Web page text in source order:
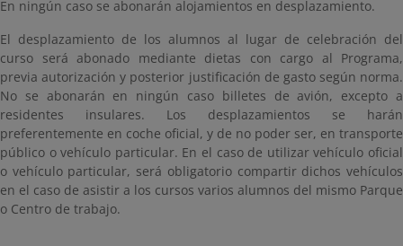
En ningún caso se abonarán alojamientos en desplazamiento.
El desplazamiento de los alumnos al lugar de celebración del
curso será abonado mediante dietas con cargo al Programa,
previa autorización y posterior justificación de gasto según norma.
No se abonarán en ningún caso billetes de avión, excepto a
residentes insulares. Los desplazamientos se harán
preferentemente en coche oficial, y de no poder ser, en transporte
público o vehículo particular. En el caso de utilizar vehículo oficial
o vehículo particular, será obligatorio compartir dichos vehículos
en el caso de asistir a los cursos varios alumnos del mismo Parque
o Centro de trabajo.